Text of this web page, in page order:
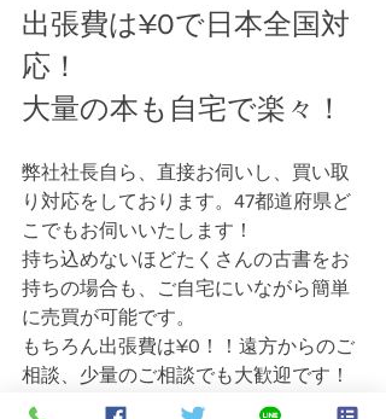
出張費は¥0で日本全国対
応！
大量の本も自宅で楽々！
弊社社長自ら、直接お伺いし、買い取
り対応をしております。47都道府県ど
こでもお伺いいたします！
持ち込めないほどたくさんの古書をお
持ちの場合も、ご自宅にいながら簡単
に売買が可能です。
もちろん出張費は¥0！！遠方からのご
相談、少量のご相談でも大歓迎です！